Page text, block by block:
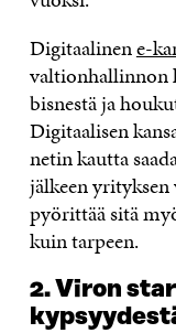
Digitaalinene-
valtionhallinnon
bisnestä ja
Digitaalisen
netin kautta
jälkeen yrityksen
pyörittää sitä
kuin tarpeen.
2. Viron